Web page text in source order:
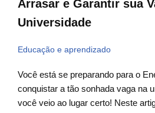
Arrasar e Garantir sua
Universidade
Educação e aprendizado
Você está se preparando para o
conquistar a tão sonhada vaga na
você veio ao lugar certo! Neste